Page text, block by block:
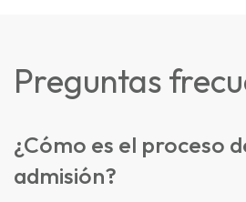
Preguntas
¿Cómo es el proceso
admisión?